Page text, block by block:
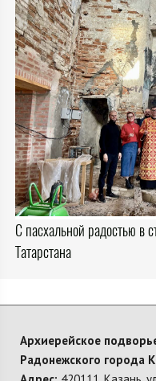
С пасхальной радостью в
Татарстана
Архиерейское
Радонежского города